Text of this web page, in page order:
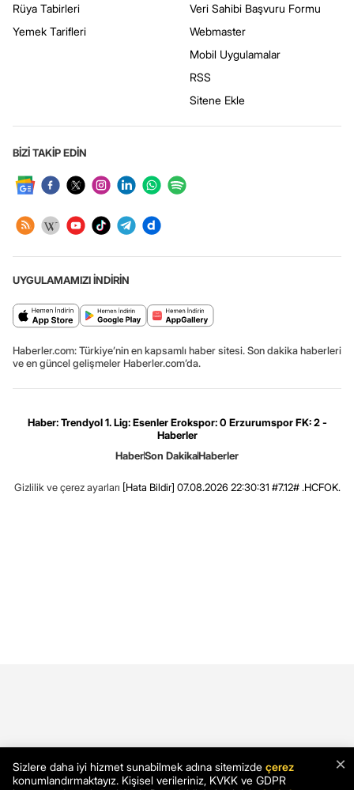
Rüya Tabirleri
Yemek Tarifleri
Veri Sahibi Başvuru Formu
Webmaster
Mobil Uygulamalar
RSS
Sitene Ekle
BİZİ TAKİP EDİN
UYGULAMAMIZI İNDİRİN
Haberler.com: Türkiye’nin en kapsamlı haber sitesi. Son dakika haberleri
ve en güncel gelişmeler Haberler.com’da.
Haber: Trendyol 1. Lig: Esenler Erokspor: 0 Erzurumspor FK: 2 -
Haberler
HaberSon DakikaHaberler
Gizlilik ve çerez ayarları [Hata Bildir] 07.08.2026 22:30:31 #7.12# .HCFOK.
×
Sizlere daha iyi hizmet sunabilmek adına sitemizde çerez
konumlandırmaktayız. Kişisel verileriniz, KVKK ve GDPR